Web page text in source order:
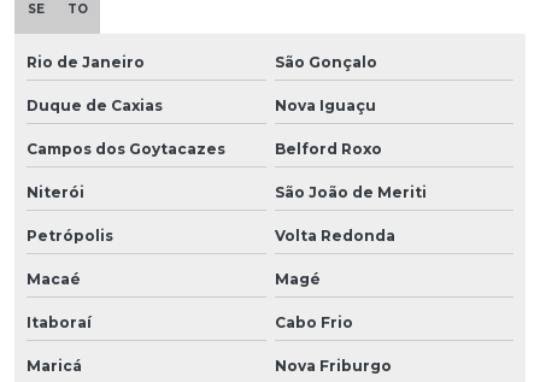
SE TO
Rio de Janeiro São Gonçalo
Duque de Caxias Nova Iguaçu
Campos dos Goytacazes Belford Roxo
Niterói São João de Meriti
Petrópolis Volta Redonda
Macaé Magé
Itaboraí Cabo Frio
Maricá Nova Friburgo